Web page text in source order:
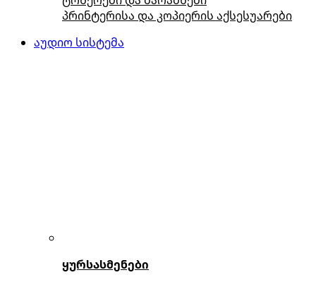
პრინტერისა და კოპიერის აქსესუარები
აუდიო სისტემა
ყურსასმენები